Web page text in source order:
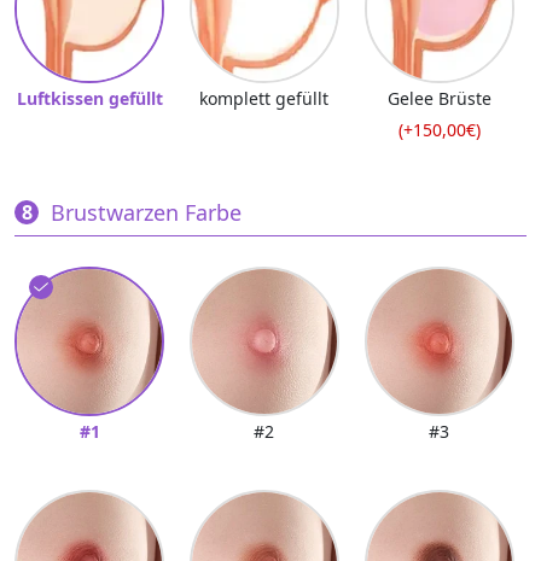
Luftkissen gefüllt komplett gefüllt
Gelee Brüste
(+150,00€)
Brustwarzen Farbe
#1 #2 #3